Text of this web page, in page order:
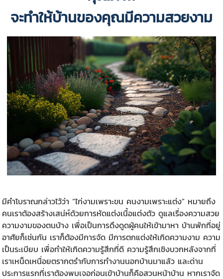
จะทำให้บ้านของคุณมีความสวยงาม
มีคำโบราณกล่าวไว้ว่า “ไก่งามเพราะขน คนงามเพราะแต่ง” หมายถึง
คนเราต้องสร้างเสน่ห์ด้วยการหัดแต่งเนื้อแต่งตัว ดูแลเรื่องความสวย
ความงามของตนบ้าง เพื่อเป็นการดึงดูดผู้คนให้เข้ามาหา บ้านพักที่อยู่
อาศัยก็เช่นกัน เราก็ต้องมีการจัด มีการตกแต่งให้เกิดความงาม ความ
เป็นระเบียบ เพื่อทำให้เกิดความรู้สึกที่ดี ความรู้สึกเชิงบวกหลังจากที่
เราเหน็ดเหนื่อยตรากตรำกับการทำงานนอกบ้านมาแล้ว และด่าน
ประการแรกที่เราต้องพบเจอก่อนเข้าบ้านก็คือสวนหน้าบ้าน หากเราจัด